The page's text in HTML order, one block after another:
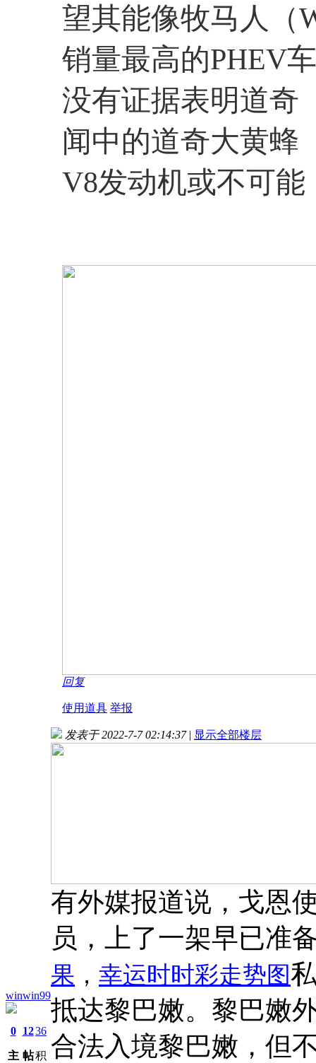
望其能像牧马人（
销量最高的PHEV
没有证据表明道奇
闻中的道奇大黄蜂
V8发动机或不可能
回复
使用道具 举报
winwin99
0
主
12
帖
36
积
发表于 2022-7-7 02:14:37 | 显示全部楼层
有外媒报道说，戈恩
员，上了一架早已准
果 ， 幸运时时彩走势图
抵达黎巴嫩。黎巴嫩
合法入境黎巴嫩，但